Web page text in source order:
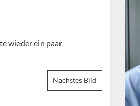
wieder ein paar
Nächstes Bild